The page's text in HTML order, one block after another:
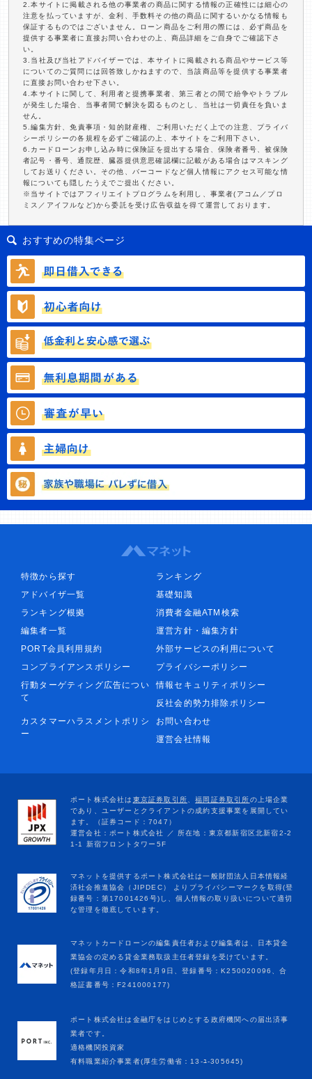
2.本サイトに掲載される他の事業者の商品に関する情報の正確性には細心の
注意を払っていますが、金利、手数料その他の商品に関するいかなる情報も
保証するものではございません。ローン商品をご利用の際には、必ず商品を
提供する事業者に直接お問い合わせの上、商品詳細をご自身でご確認下さ
い。
3.当社及び当社アドバイザーでは、本サイトに掲載される商品やサービス等
についてのご質問には回答致しかねますので、当該商品等を提供する事業者
に直接お問い合わせ下さい。
4.本サイトに関して、利用者と提携事業者、第三者との間で紛争やトラブル
が発生した場合、当事者間で解決を図るものとし、当社は一切責任を負いま
せん。
5.編集方針、免責事項・知的財産権、ご利用いただく上での注意、プライバ
シーポリシーの各規程を必ずご確認の上、本サイトをご利用下さい。
6.カードローンお申し込み時に保険証を提出する場合、保険者番号、被保険
者記号・番号、通院歴、臓器提供意思確認欄に記載がある場合はマスキング
してお送りください。その他、バーコードなど個人情報にアクセス可能な情
報についても隠したうえでご提出ください。
※当サイトではアフィリエイトプログラムを利用し、事業者(アコム／プロ
ミス／アイフルなど)から委託を受け広告収益を得て運営しております。
おすすめの特集ページ
特徴から探す
ランキング
アドバイザ一覧
基礎知識
ランキング根拠
消費者金融ATM検索
編集者一覧
運営方針・編集方針
PORT会員利用規約
外部サービスの利用について
コンプライアンスポリシー
プライバシーポリシー
行動ターゲティング広告につい
て
情報セキュリティポリシー
反社会的勢力排除ポリシー
カスタマーハラスメントポリシ
ー
お問い合わせ
運営会社情報
マネットカードローンの編集責任者および編集者は、日本貸金
業協会の定める貸金業務取扱主任者登録を受けています。
(登録年月日：令和8年1月9日、登録番号：K250020096、合
格証書番号：F241000177)
ポート株式会社は金融庁をはじめとする政府機関への届出済事
業者です。
適格機関投資家
有料職業紹介事業者(厚生労働省：13-ﾕ-305645)